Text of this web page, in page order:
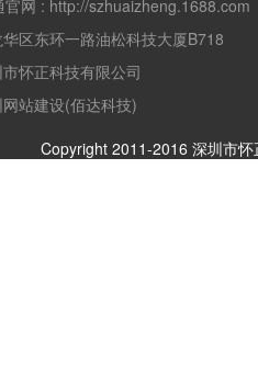
官网 : http://szhuaizheng.1688.com
区东环一路油松科技大厦B718
怀正科技有限公司
站建设(佰达科技)
Copyright 2011-2016 深圳市